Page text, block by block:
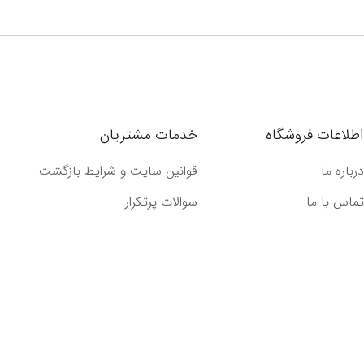
اطلاعات فروشگاه
درباره ما
تماس با ما
خدمات مشتریان
قوانین سایت و شرایط بازگشت
سوالات پرتکرار